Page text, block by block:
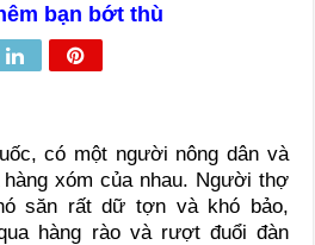
bạn bớt thù
có một người nông dân và
xóm của nhau. Người thợ
săn rất dữ tợn và khó bảo,
hàng rào và rượt đuổi đàn